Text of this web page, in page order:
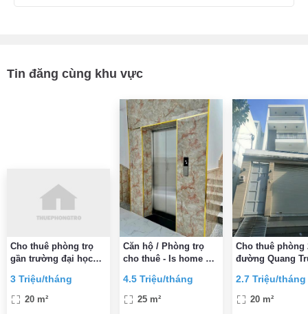
Tin đăng cùng khu vực
Cho thuê phòng trọ
gần trường đại học
BV 185
3 Triệu/tháng
20 m²
Căn hộ / Phòng trọ
cho thuê - Is home Gò
4.5 Triệu/tháng
25 m²
Cho thuê phòng
đường Quang
triệu/tháng
2.7 Triệu/tháng
20 m²